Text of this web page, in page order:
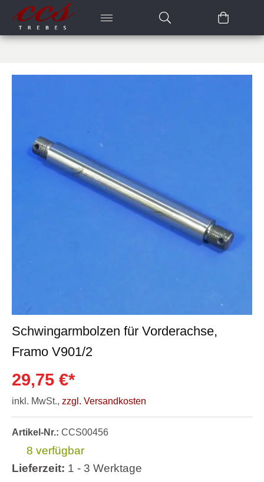
Schwingarmbolzen für Vorderachse,
Framo V901/2
29,75 €*
inkl. MwSt., zzgl. Versandkosten
Artikel-Nr.: CCS00456
8 verfügbar
Lieferzeit: 1 - 3 Werktage